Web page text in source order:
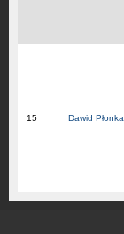
15 Dawid Płonka